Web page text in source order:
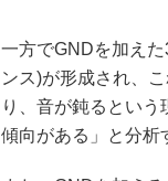
一方でGNDを加え
ンス)が形成され、
り、音が鈍るとい
傾向がある」と分析